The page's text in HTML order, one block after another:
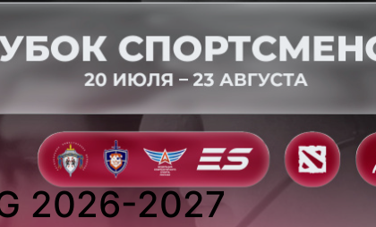
2026-2027